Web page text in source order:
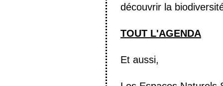
découvrir la
TOUT L'AGENDA
Et aussi,